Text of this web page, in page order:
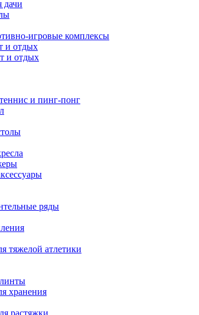
дачи
игровые комплексы
и отдых
и отдых
и пинг-понг
ряды
тяжелой атлетики
хранения
растяжки